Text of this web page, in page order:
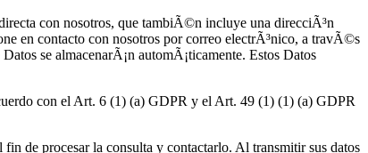
con nosotros, que tambiÃ©n incluye una direcciÃ³n
en contacto con nosotros por correo electrÃ³nico, a travÃ©s
se almacenarÃ¡n automÃ¡ticamente. Estos Datos
con el Art. 6 (1) (a) GDPR y el Art. 49 (1) (1) (a) GDPR
de procesar la consulta y contactarlo. Al transmitir sus datos